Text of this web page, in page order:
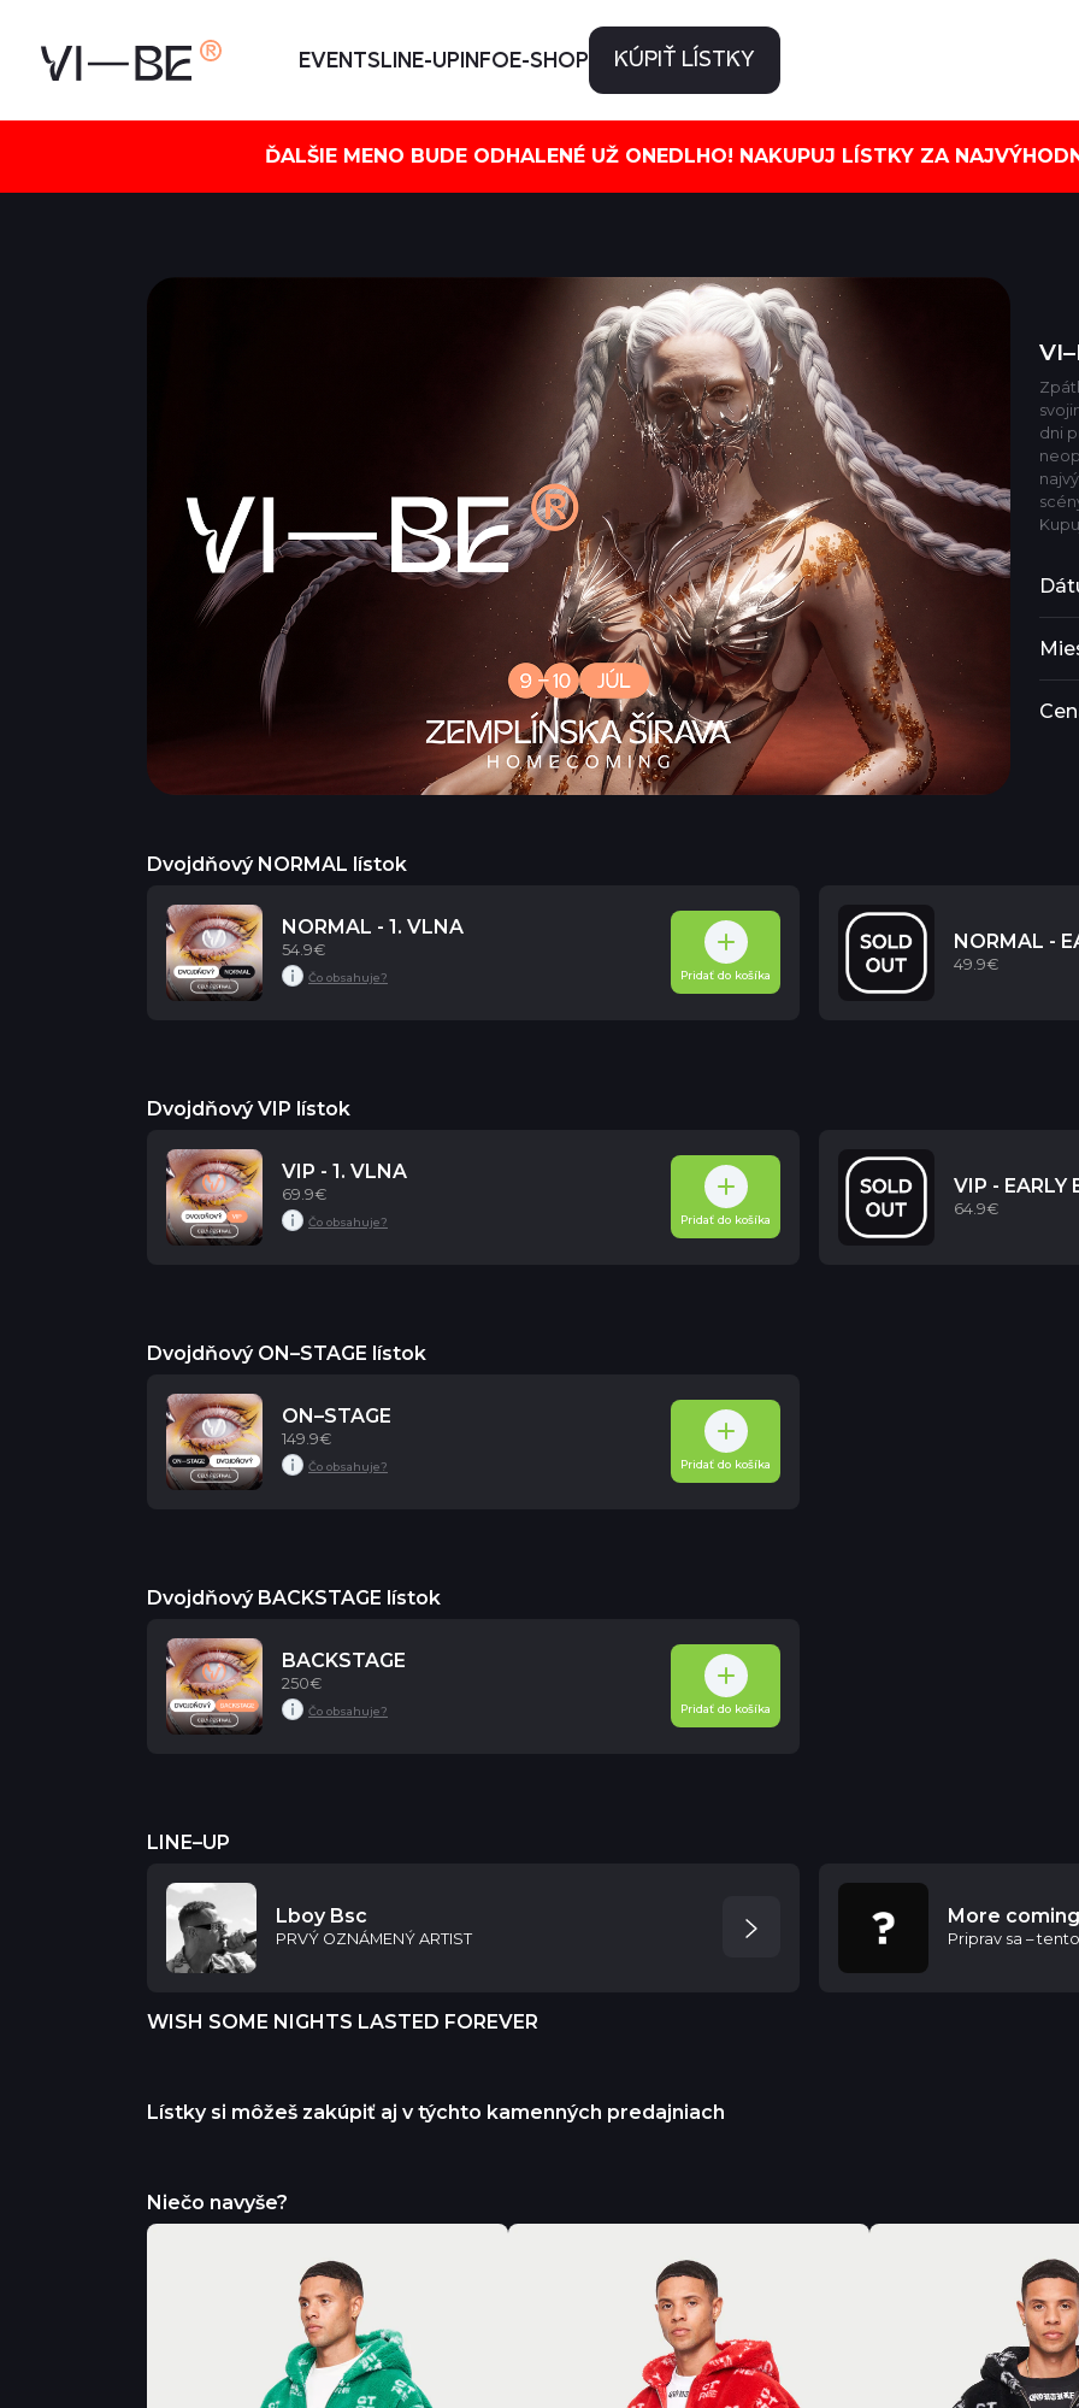
EVENTSLINE-UPINFOE-SHOP KÚPIŤ LÍSTKY
dni
Dvojdňový NORMAL lístok
NORMAL - 1. VLNA
54.9€
Pridať do košíka
NORMAL -
49.9€
Dvojdňový VIP lístok
VIP - 1. VLNA
69.9€
Pridať do košíka
VIP - EARLY
64.9€
Dvojdňový ON–STAGE lístok
ON–STAGE
149.9€
Pridať do košíka
Dvojdňový BACKSTAGE lístok
BACKSTAGE
250€
Pridať do košíka
LINE–UP
Lboy Bsc
PRVÝ OZNÁMENÝ ARTIST
More
Priprav sa –
ĎALŠIE MENO BUDE ODHALENÉ UŽ ONEDLHO! NAKUPUJ LÍSTKY ZA
WISH SOME NIGHTS LASTED FOREVER
Lístky si môžeš zakúpiť aj v týchto kamenných predajniach
Niečo navyše?